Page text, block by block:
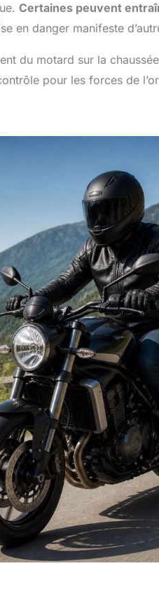
Certaines peuvent
en danger manifeste
du motard sur la
pour les forces de